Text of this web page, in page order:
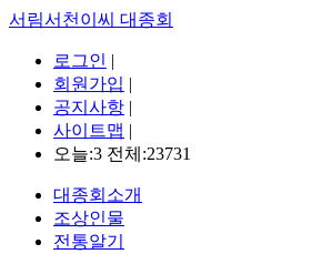
서림서천이씨 대종회
로그인 |
회원가입 |
공지사항 |
사이트맵 |
오늘:3 전체:23731
대종회소개
조상인물
전통알기